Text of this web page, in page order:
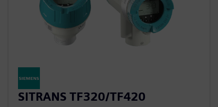
SITRANS TF320/TF420